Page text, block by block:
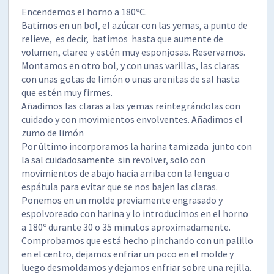
Encendemos el horno a 180ºC.
Batimos en un bol, el azúcar con las yemas, a punto de
relieve, es decir, batimos hasta que aumente de
volumen, claree y estén muy esponjosas. Reservamos.
Montamos en otro bol, y con unas varillas, las claras
con unas gotas de limón o unas arenitas de sal hasta
que estén muy firmes.
Añadimos las claras a las yemas reintegrándolas con
cuidado y con movimientos envolventes. Añadimos el
zumo de limón
Por último incorporamos la harina tamizada junto con
la sal cuidadosamente sin revolver, solo con
movimientos de abajo hacia arriba con la lengua o
espátula para evitar que se nos bajen las claras.
Ponemos en un molde previamente engrasado y
espolvoreado con harina y lo introducimos en el horno
a 180º durante 30 o 35 minutos aproximadamente.
Comprobamos que está hecho pinchando con un palillo
en el centro, dejamos enfriar un poco en el molde y
luego desmoldamos y dejamos enfriar sobre una rejilla.